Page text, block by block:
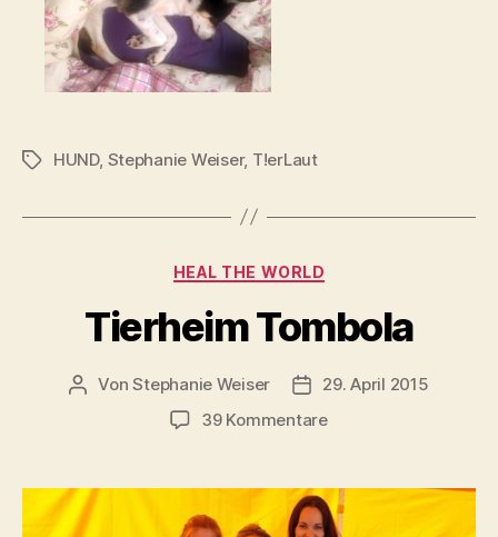
Schlagwörter
HUND, Stephanie Weiser, T!erLaut
Kategorien
HEAL THE WORLD
Tierheim Tombola
Beitragsautor
VonStephanie Weiser Beitragsdatum
29. April 2015
39 Kommentarezu